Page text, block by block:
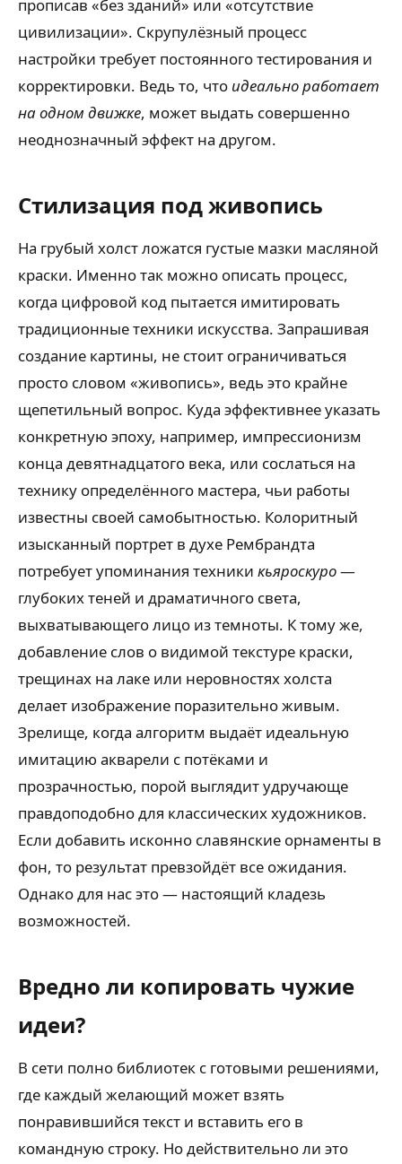
прописав «без зданий» или «отсутствие
цивилизации». Скрупулёзный процесс
настройки требует постоянного тестирования и
корректировки. Ведь то, что идеально работает
на одном движке, может выдать совершенно
неоднозначный эффект на другом.
Стилизация под живопись
На грубый холст ложатся густые мазки масляной
краски. Именно так можно описать процесс,
когда цифровой код пытается имитировать
традиционные техники искусства. Запрашивая
создание картины, не стоит ограничиваться
просто словом «живопись», ведь это крайне
щепетильный вопрос. Куда эффективнее указать
конкретную эпоху, например, импрессионизм
конца девятнадцатого века, или сослаться на
технику определённого мастера, чьи работы
известны своей самобытностью. Колоритный
изысканный портрет в духе Рембрандта
потребует упоминания техники кьяроскуро—
глубоких теней и драматичного света,
выхватывающего лицо из темноты. К тому же,
добавление слов о видимой текстуре краски,
трещинах на лаке или неровностях холста
делает изображение поразительно живым.
Зрелище, когда алгоритм выдаёт идеальную
имитацию акварели с потёками и
прозрачностью, порой выглядит удручающе
правдоподобно для классических художников.
Если добавить исконно славянские орнаменты в
фон, то результат превзойдёт все ожидания.
Однако для нас это — настоящий кладезь
возможностей.
Вредно ли копировать чужие
идеи?
В сети полно библиотек с готовыми решениями,
где каждый желающий может взять
понравившийся текст и вставить его в
командную строку. Но действительно ли это